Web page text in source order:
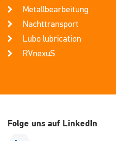
Metallbearbeitung
Nachttransport
Lubo lubrication
RVnexuS
Folge uns auf LinkedIn